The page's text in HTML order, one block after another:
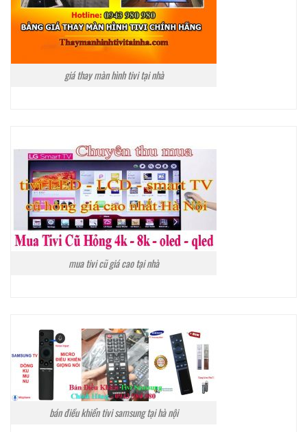
giá thay màn hình tivi tại nhà
mua tivi cũ giá cao tại nhà
bán điều khiển tivi samsung tại hà nội